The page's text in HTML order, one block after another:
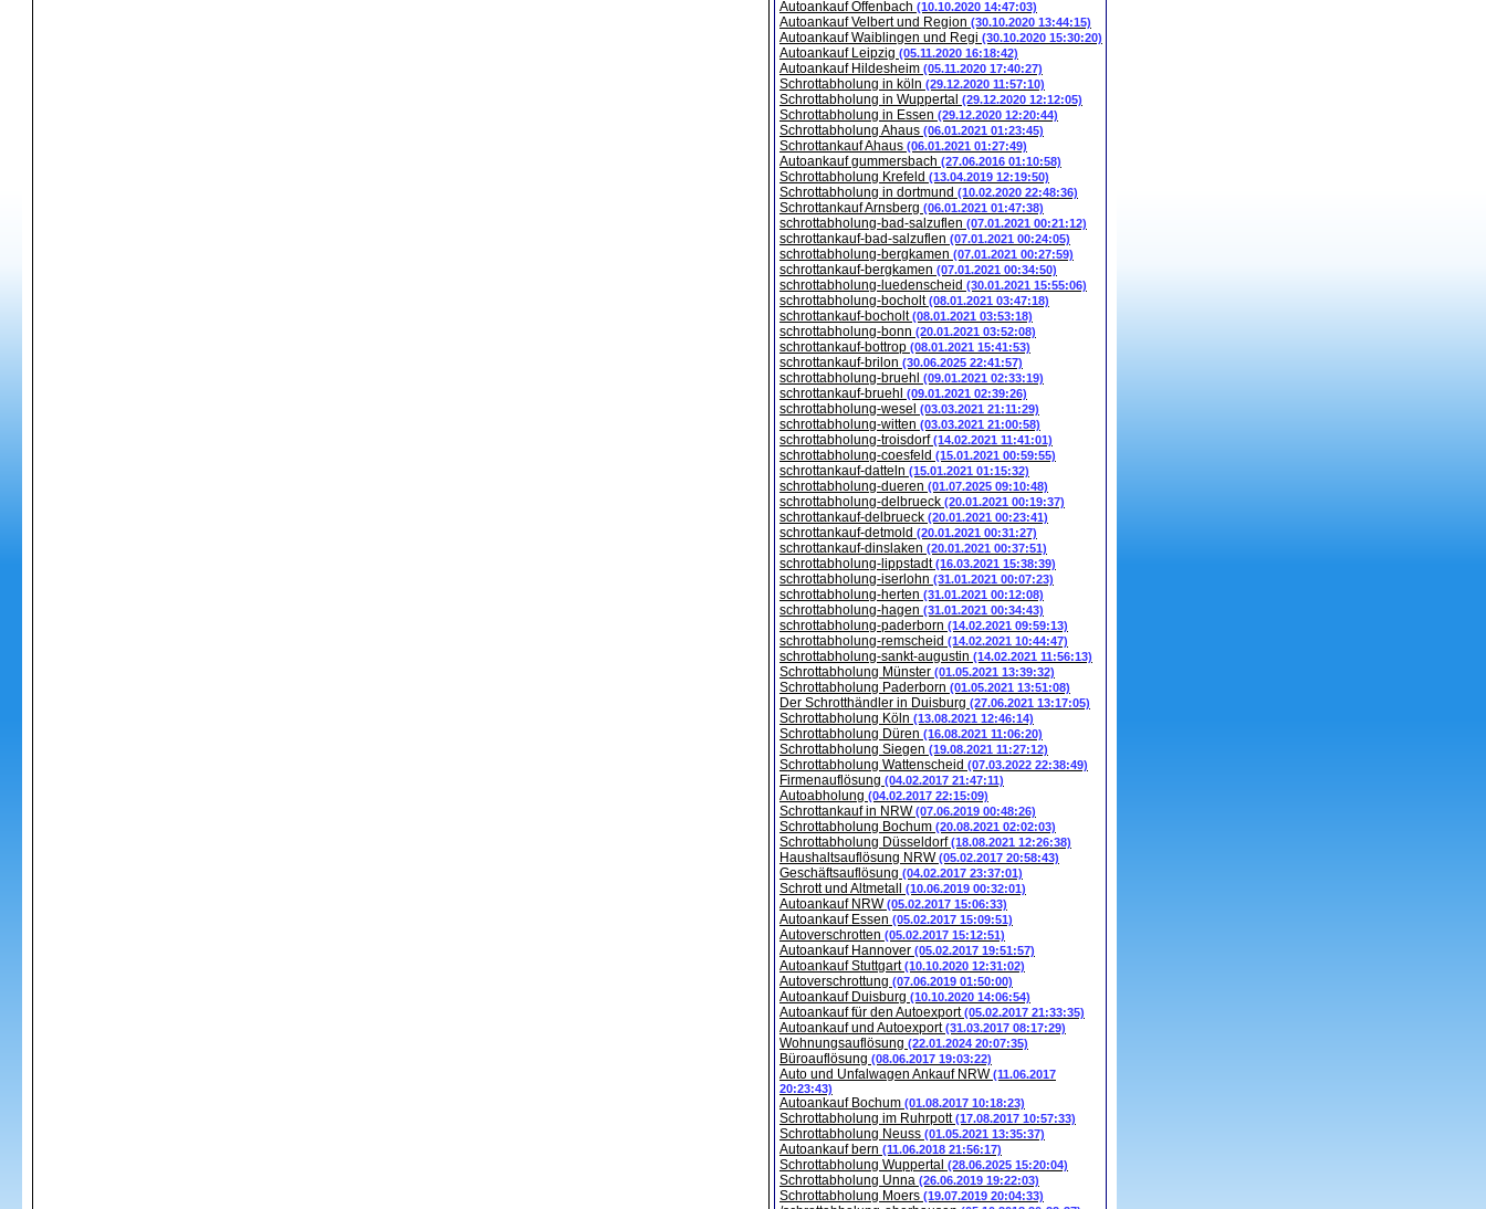
Autoankauf Offenbach (10.10.2020 14:47:03)
Autoankauf Velbert und Region (30.10.2020 13:44:15)
Autoankauf Waiblingen und Regi (30.10.2020 15:30:20)
Autoankauf Leipzig (05.11.2020 16:18:42)
Autoankauf Hildesheim (05.11.2020 17:40:27)
Schrottabholung in köln (29.12.2020 11:57:10)
Schrottabholung in Wuppertal (29.12.2020 12:12:05)
Schrottabholung in Essen (29.12.2020 12:20:44)
Schrottabholung Ahaus (06.01.2021 01:23:45)
Schrottankauf Ahaus (06.01.2021 01:27:49)
Autoankauf gummersbach (27.06.2016 01:10:58)
Schrottabholung Krefeld (13.04.2019 12:19:50)
Schrottabholung in dortmund (10.02.2020 22:48:36)
Schrottankauf Arnsberg (06.01.2021 01:47:38)
schrottabholung-bad-salzuflen (07.01.2021 00:21:12)
schrottankauf-bad-salzuflen (07.01.2021 00:24:05)
schrottabholung-bergkamen (07.01.2021 00:27:59)
schrottankauf-bergkamen (07.01.2021 00:34:50)
schrottabholung-luedenscheid (30.01.2021 15:55:06)
schrottabholung-bocholt(08.01.2021 03:47:18)
schrottankauf-bocholt(08.01.2021 03:53:18)
schrottabholung-bonn (20.01.2021 03:52:08)
schrottankauf-bottrop (08.01.2021 15:41:53)
schrottankauf-brilon (30.06.2025 22:41:57)
schrottabholung-bruehl (09.01.2021 02:33:19)
schrottankauf-bruehl (09.01.2021 02:39:26)
schrottabholung-wesel (03.03.2021 21:11:29)
schrottabholung-witten (03.03.2021 21:00:58)
schrottabholung-troisdorf(14.02.2021 11:41:01)
schrottabholung-coesfeld (15.01.2021 00:59:55)
schrottankauf-datteln (15.01.2021 01:15:32)
schrottabholung-dueren (01.07.2025 09:10:48)
schrottabholung-delbrueck (20.01.2021 00:19:37)
schrottankauf-delbrueck (20.01.2021 00:23:41)
schrottankauf-detmold (20.01.2021 00:31:27)
schrottankauf-dinslaken (20.01.2021 00:37:51)
schrottabholung-lippstadt(16.03.2021 15:38:39)
schrottabholung-iserlohn (31.01.2021 00:07:23)
schrottabholung-herten (31.01.2021 00:12:08)
schrottabholung-hagen (31.01.2021 00:34:43)
schrottabholung-paderborn (14.02.2021 09:59:13)
schrottabholung-remscheid (14.02.2021 10:44:47)
schrottabholung-sankt-augustin (14.02.2021 11:56:13)
Schrottabholung Münster (01.05.2021 13:39:32)
Schrottabholung Paderborn (01.05.2021 13:51:08)
Der Schrotthändler in Duisburg (27.06.2021 13:17:05)
Schrottabholung Köln (13.08.2021 12:46:14)
Schrottabholung Düren (16.08.2021 11:06:20)
Schrottabholung Siegen (19.08.2021 11:27:12)
Schrottabholung Wattenscheid (07.03.2022 22:38:49)
Firmenauflösung (04.02.2017 21:47:11)
Autoabholung (04.02.2017 22:15:09)
Schrottankauf in NRW(07.06.2019 00:48:26)
Schrottabholung Bochum (20.08.2021 02:02:03)
Schrottabholung Düsseldorf(18.08.2021 12:26:38)
Haushaltsauflösung NRW(05.02.2017 20:58:43)
Geschäftsauflösung (04.02.2017 23:37:01)
Schrott und Altmetall (10.06.2019 00:32:01)
Autoankauf NRW(05.02.2017 15:06:33)
Autoankauf Essen (05.02.2017 15:09:51)
Autoverschrotten (05.02.2017 15:12:51)
Autoankauf Hannover (05.02.2017 19:51:57)
Autoankauf Stuttgart(10.10.2020 12:31:02)
Autoverschrottung (07.06.2019 01:50:00)
Autoankauf Duisburg (10.10.2020 14:06:54)
Autoankauf für den Autoexport(05.02.2017 21:33:35)
Autoankauf und Autoexport(31.03.2017 08:17:29)
Wohnungsauflösung (22.01.2024 20:07:35)
Büroauflösung (08.06.2017 19:03:22)
Auto und Unfalwagen Ankauf NRW(11.06.2017
20:23:43)
Autoankauf Bochum (01.08.2017 10:18:23)
Schrottabholung im Ruhrpott(17.08.2017 10:57:33)
Schrottabholung Neuss (01.05.2021 13:35:37)
Autoankauf bern (11.06.2018 21:56:17)
Schrottabholung Wuppertal (28.06.2025 15:20:04)
Schrottabholung Unna (26.06.2019 19:22:03)
Schrottabholung Moers (19.07.2019 20:04:33)